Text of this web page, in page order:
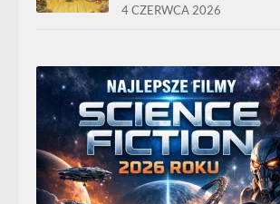
4 CZERWCA 2026